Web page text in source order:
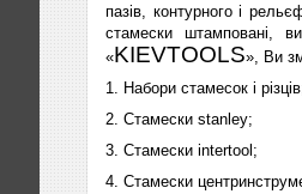
пазів, контурного і
стамески штамповані,
«KIEVTOOLS», Ви
1. Набори стамесок і
2. Стамески stanley;
3. Стамески intertool;
4. Стамески